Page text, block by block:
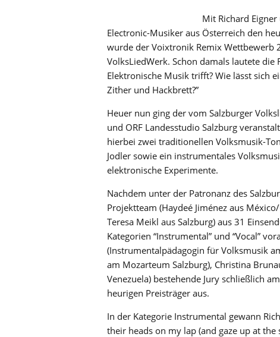
Mit Richard
Electronic-Musiker aus Österreich den
wurde der Voixtronik Remix Wettbewerb
VolksLiedWerk. Schon damals lautete
Elektronische Musik trifft? Wie lässt sich
Zither und Hackbrett?”
Heuer nun ging der vom Salzburger
und ORF Landesstudio Salzburg
hierbei zwei traditionellen Volksmusik-
Jodler sowie ein instrumentales
elektronische Experimente.
Nachdem unter der Patronanz des
Projektteam (Haydeé Jiménez aus
Teresa Meikl aus Salzburg) aus 31
Kategorien “Instrumental” und “Vocal”
(Instrumentalpädagogin für Volksmusik
am Mozarteum Salzburg), Christina
Venezuela) bestehende Jury schließlich
heurigen Preisträger aus.
In der Kategorie Instrumental gewann
their heads on my lap (and gaze up at the